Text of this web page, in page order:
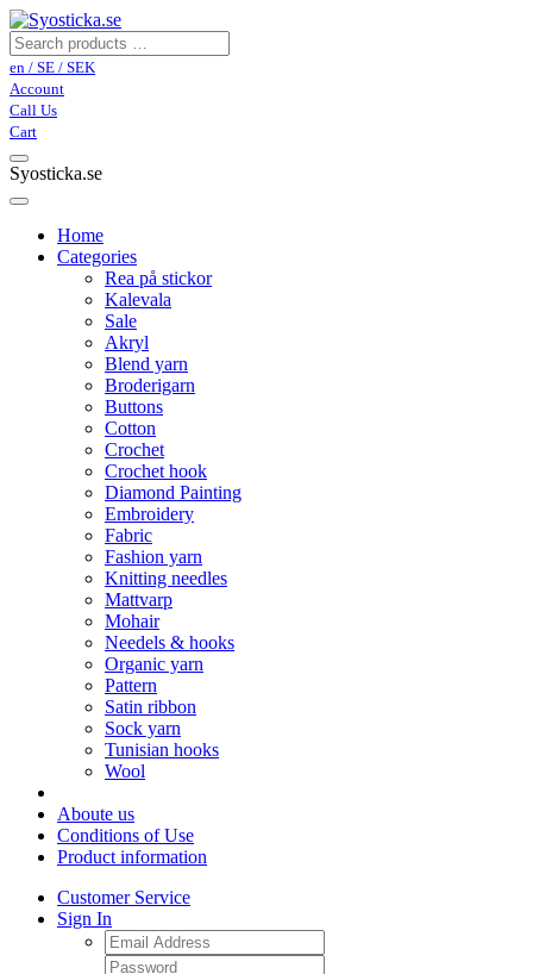
en / SE / SEK
Account
Call Us
Cart
Syosticka.se
Home
Categories
Rea på stickor
Kalevala
Sale
Akryl
Blend yarn
Broderigarn
Buttons
Cotton
Crochet
Crochet hook
Diamond Painting
Embroidery
Fabric
Fashion yarn
Knitting needles
Mattvarp
Mohair
Needels & hooks
Organic yarn
Pattern
Satin ribbon
Sock yarn
Tunisian hooks
Wool
Aboute us
Conditions of Use
Product information
Customer Service
Sign In